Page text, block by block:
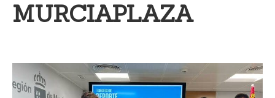
MURCIAPLAZA